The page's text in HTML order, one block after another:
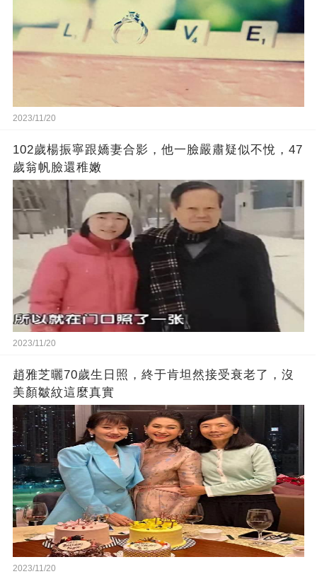
2023/11/20
102歲楊振寧跟嬌妻合影，他一臉嚴肅疑似不悅，47
歲翁帆臉還稚嫩
2023/11/20
趙雅芝曬70歲生日照，終于肯坦然接受衰老了，沒
美顏皺紋這麼真實
2023/11/20